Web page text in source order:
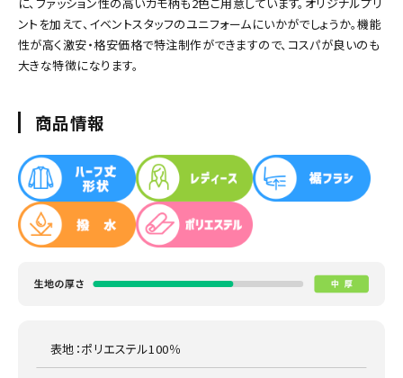
に、ファッション性の高いカモ柄も2色ご用意しています。オリジナルプリ
ントを加えて、イベントスタッフのユニフォームにいかがでしょうか。機能
性が高く激安・格安価格で特注制作ができますので、コスパが良いのも
大きな特徴になります。
商品情報
表地：ポリエステル100％